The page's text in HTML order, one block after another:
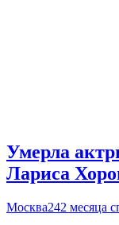
Умерла
Лариса
Москва242 месяца